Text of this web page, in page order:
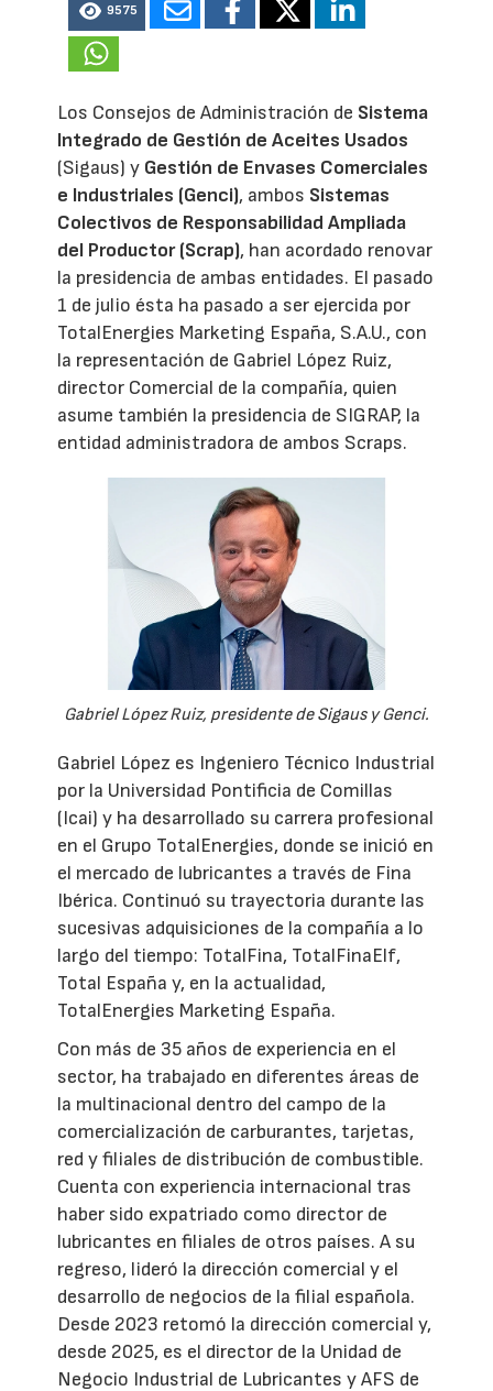
9575
Los Consejos de Administración de Sistema
Integrado de Gestión de Aceites Usados
(Sigaus) y Gestión de Envases Comerciales
e Industriales (Genci), ambos Sistemas
Colectivos de Responsabilidad Ampliada
del Productor (Scrap), han acordado renovar
la presidencia de ambas entidades. El pasado
1 de julio ésta ha pasado a ser ejercida por
TotalEnergies Marketing España, S.A.U., con
la representación de Gabriel López Ruiz,
director Comercial de la compañía, quien
asume también la presidencia de SIGRAP, la
entidad administradora de ambos Scraps.
Gabriel López Ruiz, presidente de Sigaus y Genci.
Gabriel López es Ingeniero Técnico Industrial
por la Universidad Pontificia de Comillas
(Icai) y ha desarrollado su carrera profesional
en el Grupo TotalEnergies, donde se inició en
el mercado de lubricantes a través de Fina
Ibérica. Continuó su trayectoria durante las
sucesivas adquisiciones de la compañía a lo
largo del tiempo: TotalFina, TotalFinaElf,
Total España y, en la actualidad,
TotalEnergies Marketing España.
Con más de 35 años de experiencia en el
sector, ha trabajado en diferentes áreas de
la multinacional dentro del campo de la
comercialización de carburantes, tarjetas,
red y filiales de distribución de combustible.
Cuenta con experiencia internacional tras
haber sido expatriado como director de
lubricantes en filiales de otros países. A su
regreso, lideró la dirección comercial y el
desarrollo de negocios de la filial española.
Desde 2023 retomó la dirección comercial y,
desde 2025, es el director de la Unidad de
Negocio Industrial de Lubricantes y AFS de